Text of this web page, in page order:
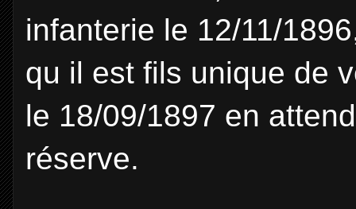
infanterie le 12/11/
qu il est fils unique de
le 18/09/1897 en
réserve.